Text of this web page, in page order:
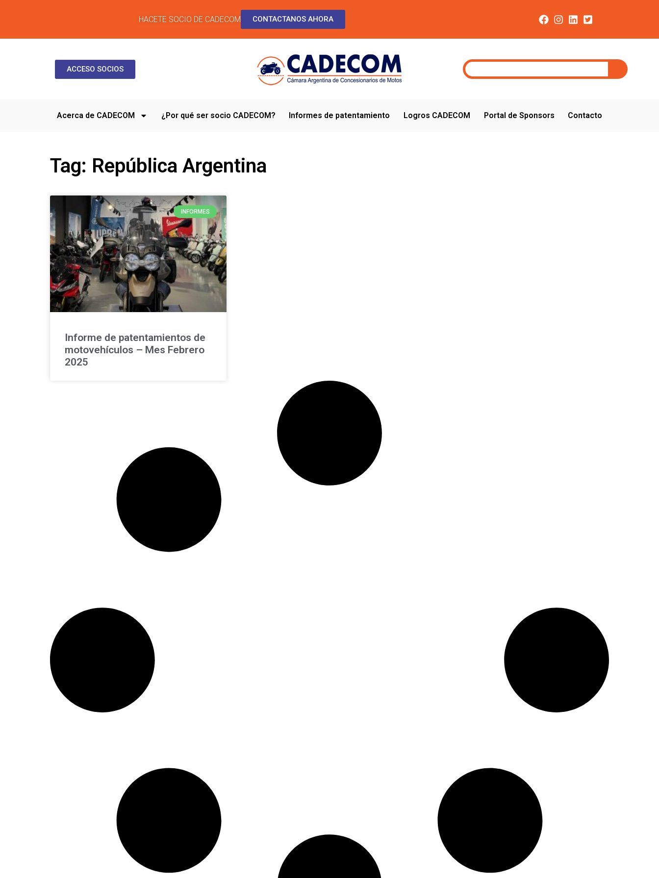
HACETE SOCIO DE CADECOM CONTACTANOS AHORA
ACCESO SOCIOS
Acerca de CADECOM ¿Por qué ser socio CADECOM? Informes de patentamiento Logros CADECOM Portal de Sponsors Contacto
Tag: República Argentina
INFORMES
Informe de patentamientos de
motovehículos – Mes Febrero
2025